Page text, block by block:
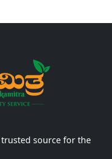
source for the